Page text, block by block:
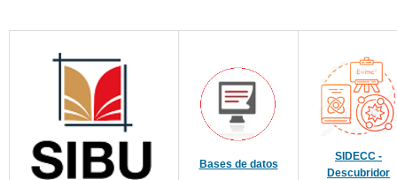
Bases de datos
SIDECC -
Descubridor